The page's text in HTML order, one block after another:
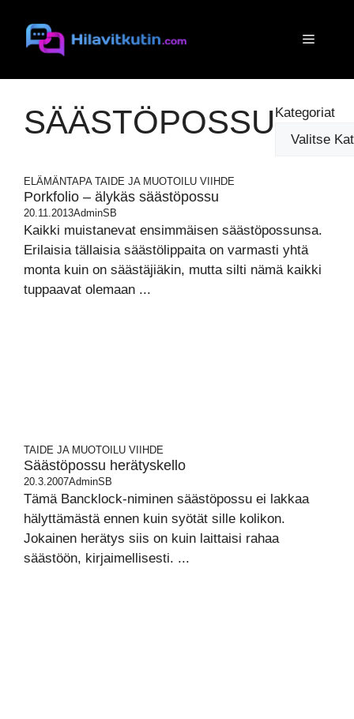
sisältöön
Valikko
SÄÄSTÖPOSSU Kategoriat
ELÄMÄNTAPA TAIDE JA MUOTOILU VIIHDE
Porkfolio – älykäs säästöpossu
20.11.2013AdminSB
Kaikki muistanevat ensimmäisen säästöpossunsa.
Erilaisia tällaisia säästölippaita on varmasti yhtä
monta kuin on säästäjiäkin, mutta silti nämä kaikki
tuppaavat olemaan ...
TAIDE JA MUOTOILU VIIHDE
Säästöpossu herätyskello
20.3.2007AdminSB
Tämä Bancklock-niminen säästöpossu ei lakkaa
hälyttämästä ennen kuin syötät sille kolikon.
Jokainen herätys siis on kuin laittaisi rahaa
säästöön, kirjaimellisesti. ...